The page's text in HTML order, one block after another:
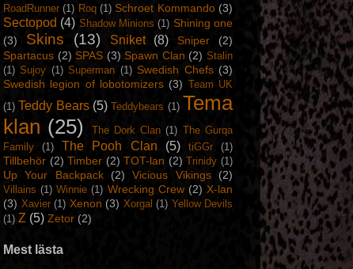
RoadRunner (1) Roq (1) Schroet Kommando (3)
Sectopod (4) Shadow Minions (1) Shining one
(3)
Skins (13) Sniket (8) Sniper
(2)
Spartacus (2) SPAS (3) Spawn Clan (2) Stalin
(1) Sujoy (1) Superman (1) Swedish Chefs (3)
Swedish legion of lobotomizers (3) Team UK
(1) Teddy Bears (5) Teddybears (1) Tema
klan (25) The Dork Clan (1) The Gurqa
Family
(1) The Pooh Clan (5) tiGGr (1)
Tillbehör (2) Timber (2) TOT-lan (2) Trinidy (1)
Up Your Backpack (2) Vicious Vikings (2)
Villains (1) Winnie (1) Wrecking Crew (2) X-lan
(3) Xavier (1) Xenon (3) Xorgal (1) Yellow Devils
(1) Z (5) Zetor (2)
Mest lästa